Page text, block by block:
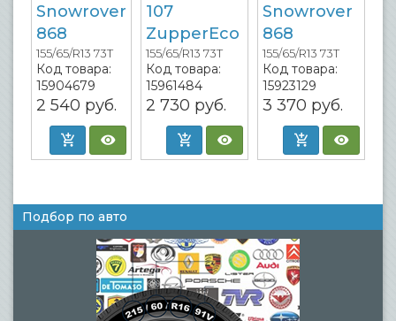
Snowrover
868
155/65/R13 73T
Код товара:
15904679
2 540 руб.
107
ZupperEco
155/65/R13 73T
Код товара:
15961484
2 730 руб.
Snowrover
868
155/65/R13 73T
Код товара:
15923129
3 370 руб.
Подбор по авто